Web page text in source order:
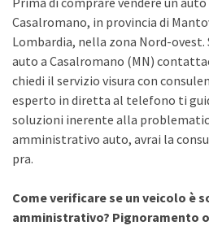
Casalromano, in provincia di
Lombardia, nella zona Nord-ovest.
auto a Casalromano (MN)
chiedi il servizio visura con
esperto in diretta al telefono ti
soluzioni inerente alla
amministrativo auto, avrai la
pra.
Come verificare se un veicolo è
amministrativo? Pignoramento